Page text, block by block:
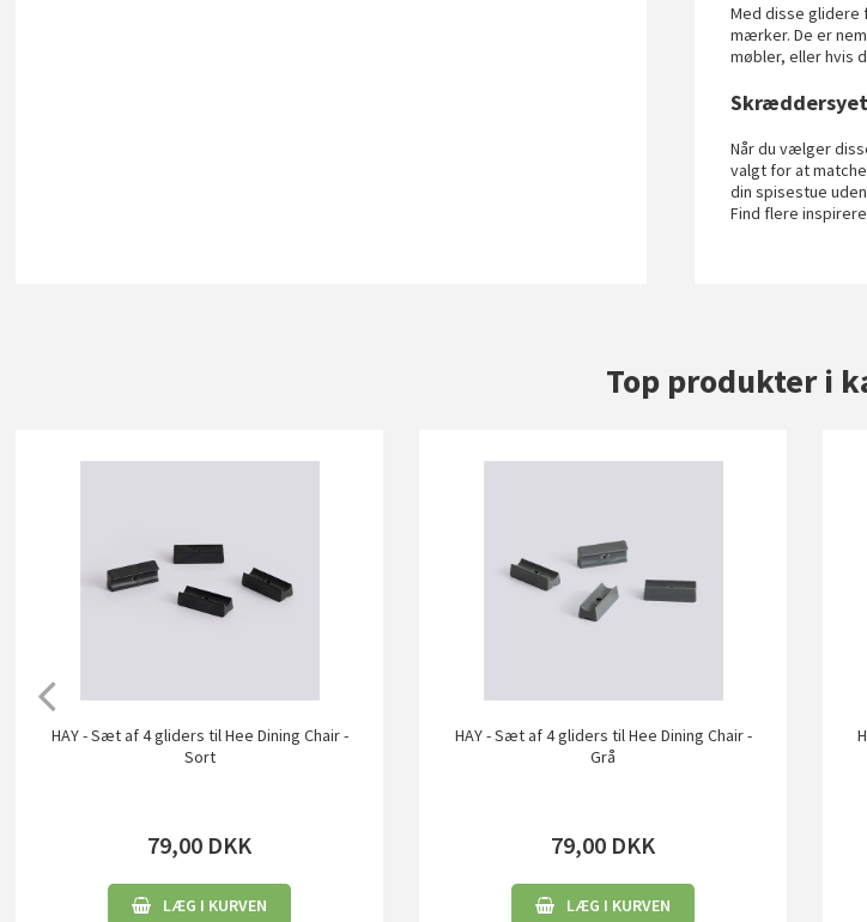
Med disse glidere
mærker. De er
møbler, eller hvis
Når du vælger
valgt for at
din spisestue
Find flere
Top produkter i
HAY - Sæt af 4 gliders til Hee Dining Chair -
Sort
79,00 DKK
LÆG I KURVEN
HAY - Sæt af 4 gliders til Hee Dining Chair -
Grå
79,00 DKK
LÆG I KURVEN